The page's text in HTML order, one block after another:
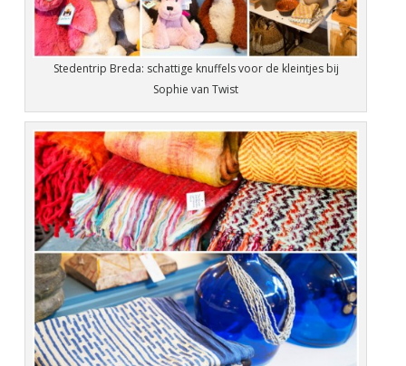
Stedentrip Breda: schattige knuffels voor de kleintjes bij
Sophie van Twist